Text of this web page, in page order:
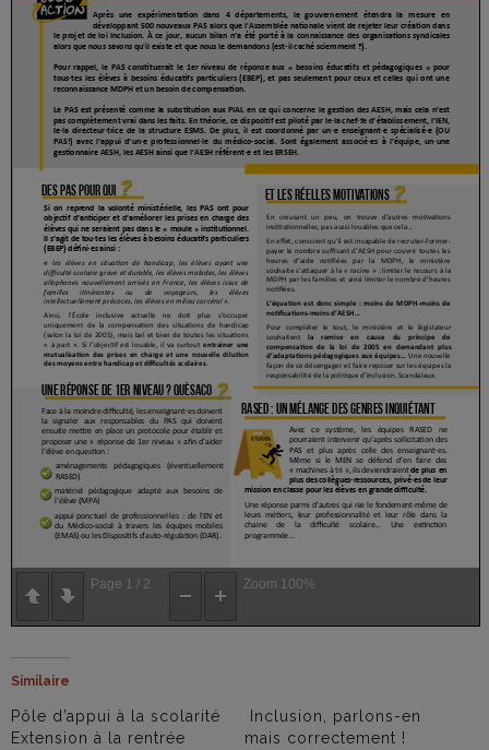
Page 1 / 2 Zoom 100%
Similaire
Pôle d’appui à la scolarité
Extension à la rentrée
Inclusion, parlons-en
mais correctement !